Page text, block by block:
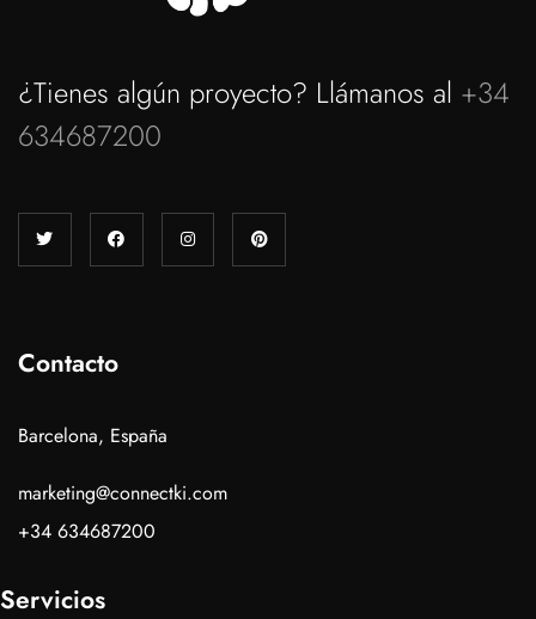
¿Tienes algún proyecto? Llámanos al +34
634687200
Contacto
Barcelona, España
marketing@connectki.com
+34 634687200
Servicios